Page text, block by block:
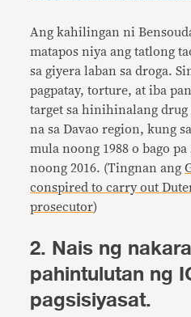
Ang kahilingan ni
matapos niya ang tatlong
sa giyera laban sa droga.
pagpatay, torture, at iba
target sa hinihinalang drug
na sa Davao region, kung
mula noong 1988 o bago
noong 2016. (Tingnan ang
conspired to carry out
prosecutor)
2. Nais ng
pahintulutan ng
pagsisiyasat.